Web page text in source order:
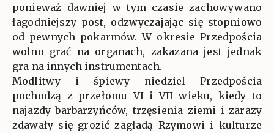
ponieważ dawniej w tym czasie zachowywano
łagodniejszy post, odzwyczajając się stopniowo
od pewnych pokarmów. W okresie Przedpościa
wolno grać na organach, zakazana jest jednak
gra na innych instrumentach.
Modlitwy i śpiewy niedziel Przedpościa
pochodzą z przełomu VI i VII wieku, kiedy to
najazdy barbarzyńców, trzęsienia ziemi i zarazy
zdawały się grozić zagładą Rzymowi i kulturze